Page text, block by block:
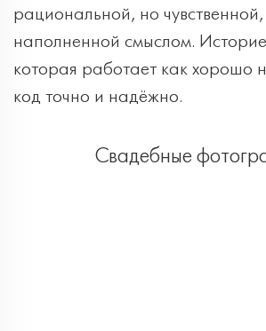
рациональной, но
наполненной смыслом.
которая работает как хорошо
код точно и надёжно.
Свадебные